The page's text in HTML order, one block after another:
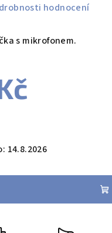
hodnocení
s mikrofonem.
14.8.2026